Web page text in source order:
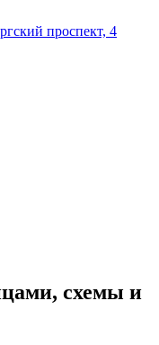
проспект, 4
схемы и